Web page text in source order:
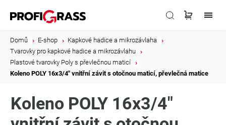
Domů E-shop Kapkové hadice a mikrozávlaha
Tvarovky pro kapkové hadice a mikrozávlahu
Plastové tvarovky Poly s převlečnou maticí
Koleno POLY 16x3/4" vnitřní závit s otočnou maticí, převlečná matice
Koleno POLY 16x3/4"